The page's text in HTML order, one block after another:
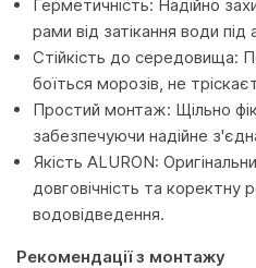
Герметичність: Надійно
рами від затікання води під
Стійкість до середовища:
боїться морозів, не
Простий монтаж: Щільно
забезпечуючи надійне
Якість ALURON:
довговічність та коректну
водовідведення.
Рекомендації з монтажу